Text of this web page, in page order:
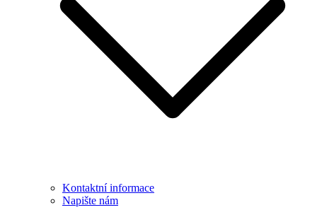
Kontaktní informace
Napište nám